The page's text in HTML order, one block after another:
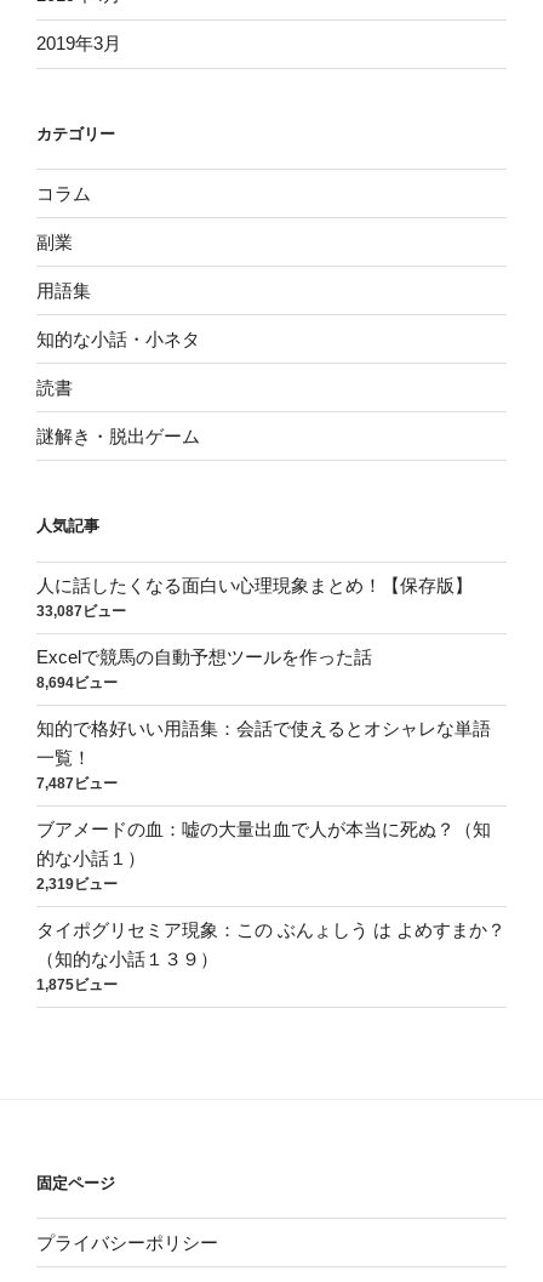
2019年3月
カテゴリー
コラム
副業
用語集
知的な小話・小ネタ
読書
謎解き・脱出ゲーム
人気記事
人に話したくなる面白い心理現象まとめ！【保存版】
33,087ビュー
Excelで競馬の自動予想ツールを作った話
8,694ビュー
知的で格好いい用語集：会話で使えるとオシャレな単語
一覧！
7,487ビュー
ブアメードの血：嘘の大量出血で人が本当に死ぬ？（知
的な小話１）
2,319ビュー
タイポグリセミア現象：この ぶんょしう は よめすまか？
（知的な小話１３９）
1,875ビュー
固定ページ
プライバシーポリシー